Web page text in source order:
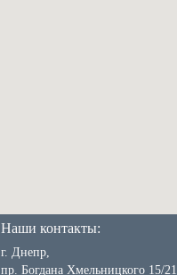
Наши контакты:
г. Днепр,
пр. Богдана Хмельницкого 15/21